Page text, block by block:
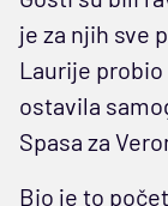
je za njih sve
Laurije
ostavila
Spasa za
Bio je to